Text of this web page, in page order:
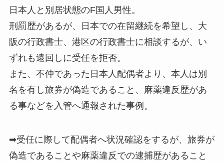
日本人と別居状態のF国人男性。
刑罰歴があるが、日本での在留継続を希望し、大
阪の行政書士、港区の行政書士に相談するが、い
ずれも遠回しに受任を拒否。
また、不仲であった日本人配偶者より、本人は別
名を有し旅券が偽造であること、麻薬違反歴があ
る事などを入管へ通報された事例。
➡受任に際して配偶者へ状況確認をするが、旅券が
偽造であることや麻薬違反での逮捕歴があること